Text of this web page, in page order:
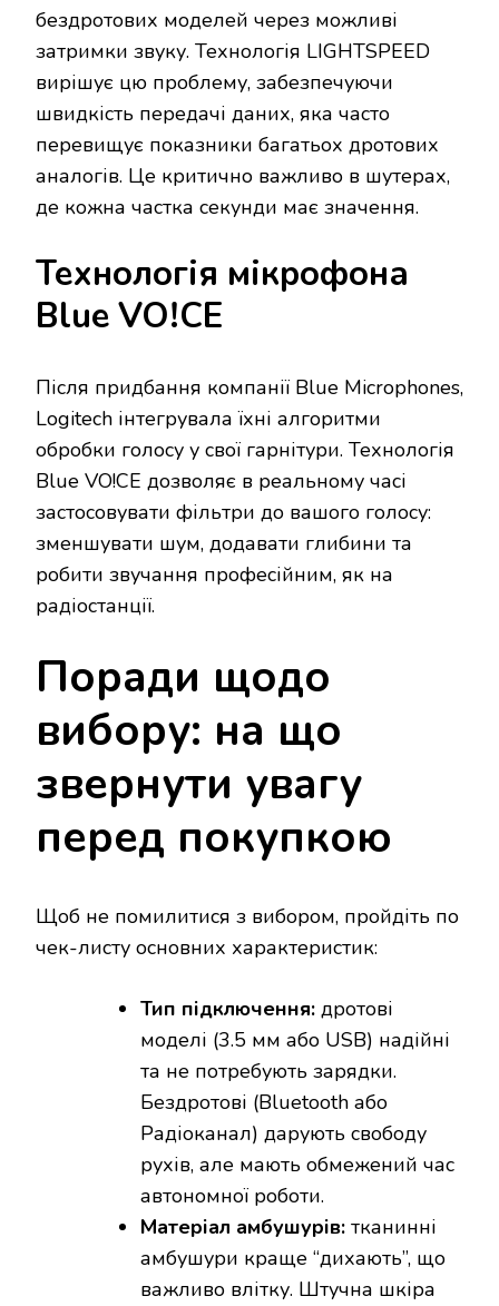
бездротових моделей через можливі
затримки звуку. Технологія LIGHTSPEED
вирішує цю проблему, забезпечуючи
швидкість передачі даних, яка часто
перевищує показники багатьох дротових
аналогів. Це критично важливо в шутерах,
де кожна частка секунди має значення.
Технологія мікрофона
Blue VO!CE
Після придбання компанії Blue Microphones,
Logitech інтегрувала їхні алгоритми
обробки голосу у свої гарнітури. Технологія
Blue VO!CE дозволяє в реальному часі
застосовувати фільтри до вашого голосу:
зменшувати шум, додавати глибини та
робити звучання професійним, як на
радіостанції.
Поради щодо
вибору: на що
звернути увагу
перед покупкою
Щоб не помилитися з вибором, пройдіть по
чек-листу основних характеристик:
Тип підключення: дротові
моделі (3.5 мм або USB) надійні
та не потребують зарядки.
Бездротові (Bluetooth або
Радіоканал) дарують свободу
рухів, але мають обмежений час
автономної роботи.
Матеріал амбушурів: тканинні
амбушури краще “дихають”, що
важливо влітку. Штучна шкіра